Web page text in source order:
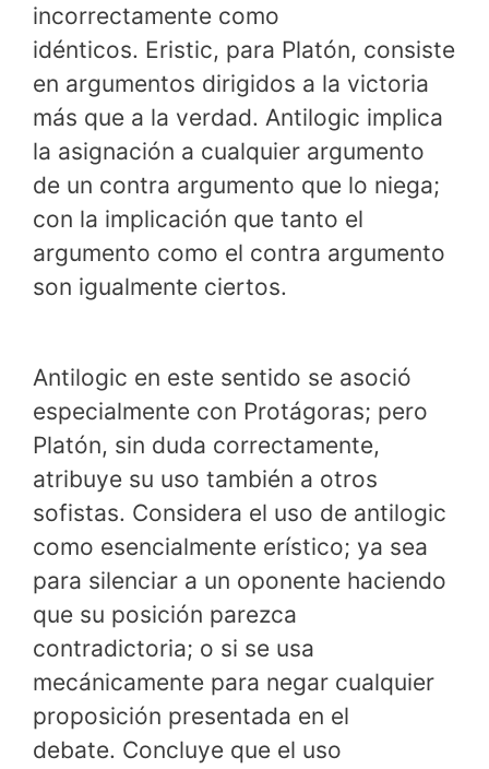
incorrectamente como
idénticos. Eristic, para Platón, consiste
en argumentos dirigidos a la victoria
más que a la verdad. Antilogic implica
la asignación a cualquier argumento
de un contra argumento que lo niega;
con la implicación que tanto el
argumento como el contra argumento
son igualmente ciertos.
Antilogic en este sentido se asoció
especialmente con Protágoras; pero
Platón, sin duda correctamente,
atribuye su uso también a otros
sofistas. Considera el uso de antilogic
como esencialmente erístico; ya sea
para silenciar a un oponente haciendo
que su posición parezca
contradictoria; o si se usa
mecánicamente para negar cualquier
proposición presentada en el
debate. Concluye que el uso